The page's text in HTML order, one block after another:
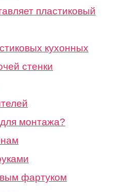
пластиковый
кухонных
стенки
монтажа?
фартуком